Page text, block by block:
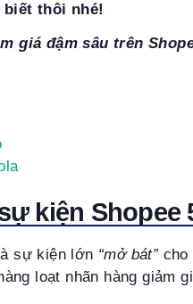
thôi nhé!
giá đậm sâu trên
kiện Shopee
sự kiện lớn “mở bát”cho
loạt nhãn hàng giảm